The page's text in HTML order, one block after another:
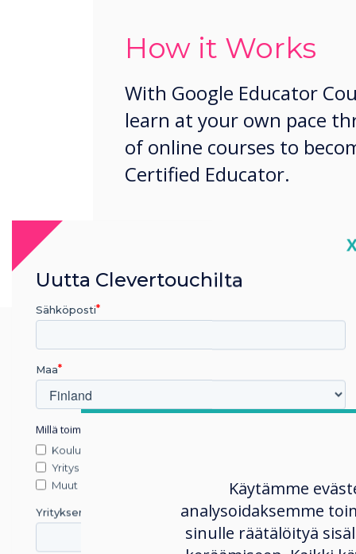
How it Works
With Google Educator
learn at your own pace
of online courses to
Certified Educator.
Google
Käytämme
analysoidaksemme
sinulle räätälöityä
Uutta Clevertouchilta
Sähköposti
Maa
Millä toimialalla työskentelet
Koulutus
Yritys
Muut
Yrityksen nimi